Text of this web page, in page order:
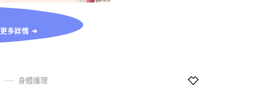
更多詳情 ➜
身體護理